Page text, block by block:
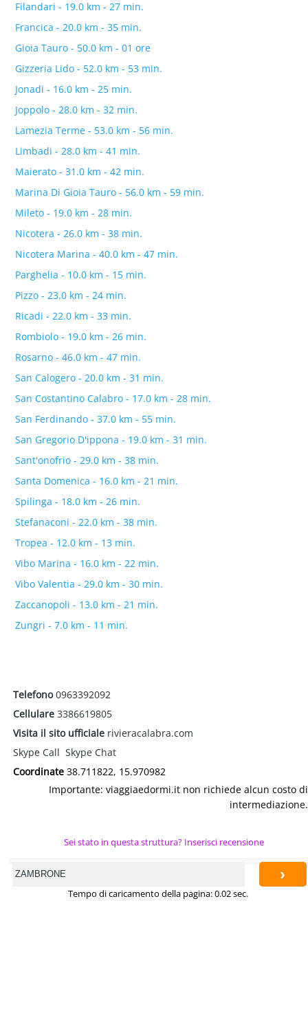
Filandari - 19.0 km - 27 min.
Francica - 20.0 km - 35 min.
Gioia Tauro - 50.0 km - 01 ore
Gizzeria Lido - 52.0 km - 53 min.
Jonadi - 16.0 km - 25 min.
Joppolo - 28.0 km - 32 min.
Lamezia Terme - 53.0 km - 56 min.
Limbadi - 28.0 km - 41 min.
Maierato - 31.0 km - 42 min.
Marina Di Gioia Tauro - 56.0 km - 59 min.
Mileto - 19.0 km - 28 min.
Nicotera - 26.0 km - 38 min.
Nicotera Marina - 40.0 km - 47 min.
Parghelia - 10.0 km - 15 min.
Pizzo - 23.0 km - 24 min.
Ricadi - 22.0 km - 33 min.
Rombiolo - 19.0 km - 26 min.
Rosarno - 46.0 km - 47 min.
San Calogero - 20.0 km - 31 min.
San Costantino Calabro - 17.0 km - 28 min.
San Ferdinando - 37.0 km - 55 min.
San Gregorio D'ippona - 19.0 km - 31 min.
Sant'onofrio - 29.0 km - 38 min.
Santa Domenica - 16.0 km - 21 min.
Spilinga - 18.0 km - 26 min.
Stefanaconi - 22.0 km - 38 min.
Tropea - 12.0 km - 13 min.
Vibo Marina - 16.0 km - 22 min.
Vibo Valentia - 29.0 km - 30 min.
Zaccanopoli - 13.0 km - 21 min.
Zungri - 7.0 km - 11 min.
Telefono0963392092
Cellulare 3386619805
Visita il sito ufficiale rivieracalabra.com
Skype Call Skype Chat
Coordinate 38.711822, 15.970982
Importante: viaggiaedormi.it non richiede alcun costo di
intermediazione.
Sei stato in questa struttura? Inserisci recensione
›
Tempo di caricamento della pagina: 0.02 sec.